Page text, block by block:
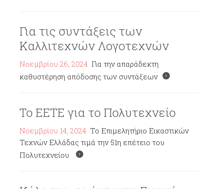
Για τις συντάξεις των
Καλλιτεχνών Λογοτεχνών
Νοεμβρίου 26, 2024 Για την απαράδεκτη
καθυστέρηση απόδοσης των συντάξεων
Το ΕΕΤΕ για το Πολυτεχνείο
Νοεμβρίου 14, 2024 Το Επιμελητήριο Εικαστικών
Τεχνών Ελλάδας τιμά την 51η επέτειο του
Πολυτεχνείου